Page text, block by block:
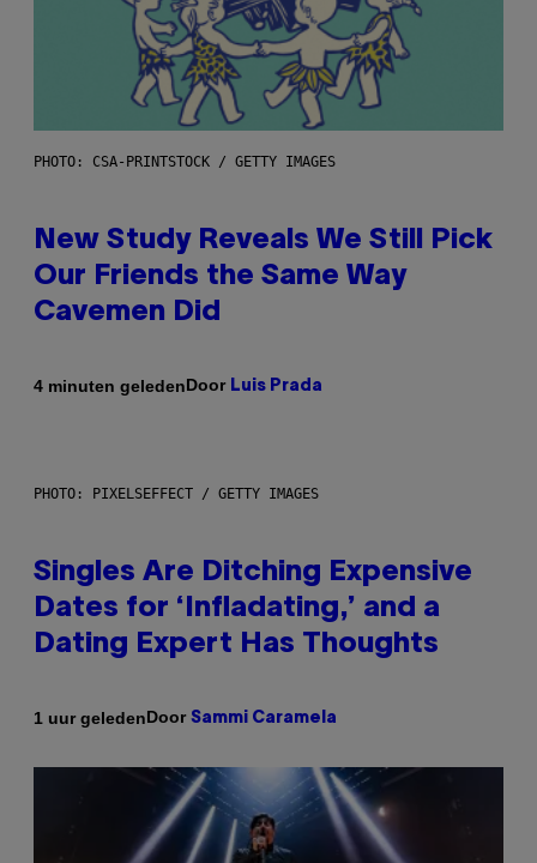
PHOTO: CSA-PRINTSTOCK / GETTY IMAGES
New Study Reveals We Still Pick
Our Friends the Same Way
Cavemen Did
4 minuten geledenDoor Luis Prada
PHOTO: PIXELSEFFECT / GETTY IMAGES
Singles Are Ditching Expensive
Dates for ‘Infladating,’ and a
Dating Expert Has Thoughts
1 uur geledenDoor Sammi Caramela